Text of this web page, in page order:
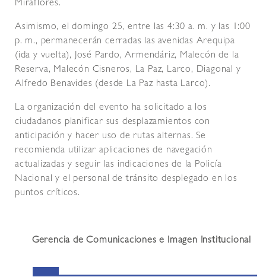
Miraflores.
Asimismo, el domingo 25, entre las 4:30 a. m. y las 1:00
p. m., permanecerán cerradas las avenidas Arequipa
(ida y vuelta), José Pardo, Armendáriz, Malecón de la
Reserva, Malecón Cisneros, La Paz, Larco, Diagonal y
Alfredo Benavides (desde La Paz hasta Larco).
La organización del evento ha solicitado a los
ciudadanos planificar sus desplazamientos con
anticipación y hacer uso de rutas alternas. Se
recomienda utilizar aplicaciones de navegación
actualizadas y seguir las indicaciones de la Policía
Nacional y el personal de tránsito desplegado en los
puntos críticos.
Gerencia de Comunicaciones e Imagen Institucional